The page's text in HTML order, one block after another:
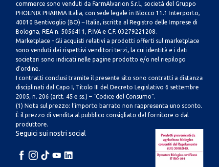
commerce sono venduti da FarmAlvarion S.r.l., società del Gruppo
PHOENIX PHARMA Italia, con sede legale in Blocco 11.1 Interporto,
40010 Bentivoglio (BO) – Italia, iscritta al Registro delle Imprese di
Bologna, REA n. 5056411, P.IVA e C.F. 03279221208.
Marketplace - Gli acquisti relativi a prodotti offerti sul marketplace
sono venduti dai rispettivi venditori terzi, la cui identità e i dati
societari sono indicati nelle pagine prodotto e/o nel riepilogo
d’ordine.
I contratti conclusi tramite il presente sito sono contratti a distanza
disciplinati dal Capo I, Titolo III del Decreto Legislativo 6 settembre
2005, n. 206 (artt. 45 e ss.) – “Codice del Consumo”.
(1) Nota sul prezzo: l’importo barrato non rappresenta uno sconto.
È il prezzo di vendita al pubblico consigliato dal fornitore o dal
produttore.
Seguici sui nostri social